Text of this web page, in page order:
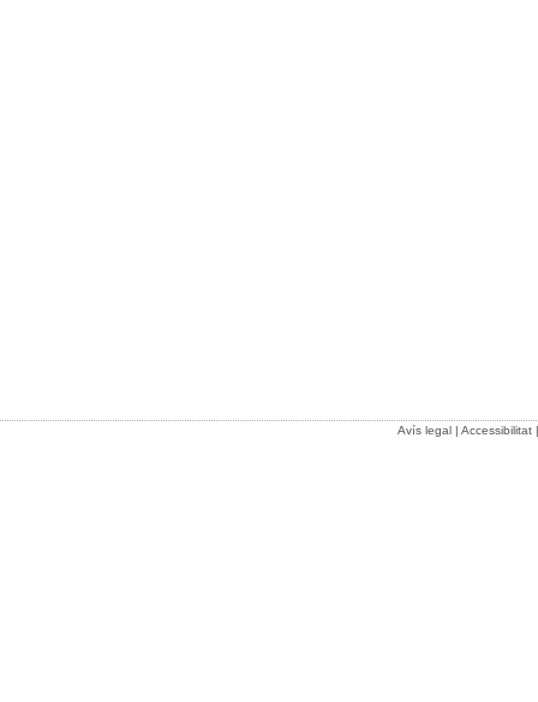
Avís legal| Accessibilitat